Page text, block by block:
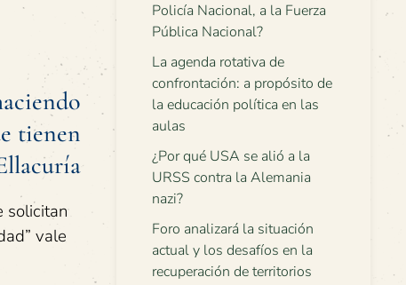
tienen
solicitan
vale
Policía Nacional, a la Fuerza
Pública Nacional?
La agenda rotativa de
confrontación: a propósito de
la educación política en las
aulas
¿Por qué USA se alió a la
URSS contra la Alemania
nazi?
Foro analizará la situación
actual y los desafíos en la
recuperación de territorios